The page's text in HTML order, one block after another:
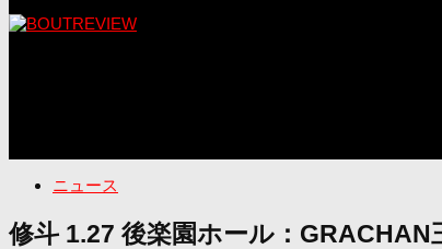
ニュース
修斗 1.27 後楽園ホール：